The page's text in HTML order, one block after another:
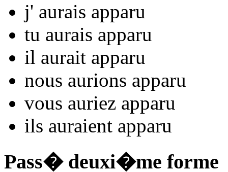
j' aurais apparu
tu aurais apparu
il aurait apparu
nous aurions apparu
vous auriez apparu
ils auraient apparu
Pass� deuxi�me forme